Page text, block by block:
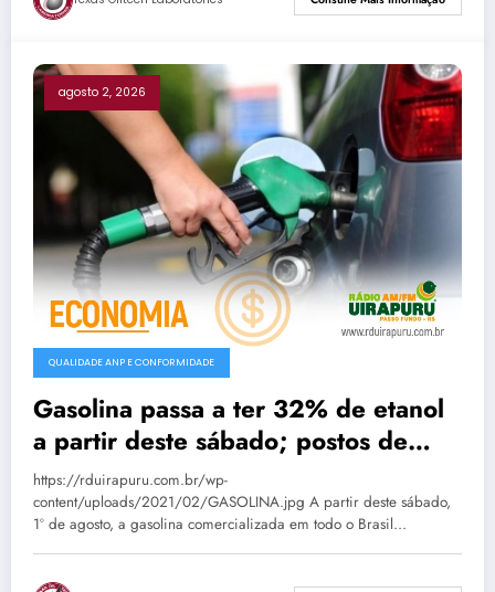
agosto 2, 2026
QUALIDADE ANP E CONFORMIDADE
Gasolina passa a ter 32% de etanol
a partir deste sábado; postos de
Passo Fundo já aguardam nova
composição
https://rduirapuru.com.br/wp-
content/uploads/2021/02/GASOLINA.jpg A partir deste sábado,
1º de agosto, a gasolina comercializada em todo o Brasil…